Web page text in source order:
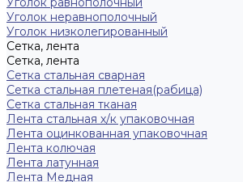
Уголок неравнополочный
Уголок низколегированный
Сетка, лента
Сетка, лента
Сетка стальная сварная
Сетка стальная плетеная(рабица)
Сетка стальная тканая
Лента стальная х/к упаковочная
Лента оцинкованная упаковочная
Лента колючая
Лента латунная
Лента Медная